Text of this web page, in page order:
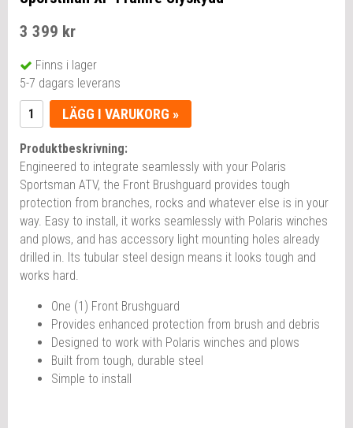
3 399 kr
Finns i lager
5-7 dagars leverans
LÄGG I VARUKORG »
Produktbeskrivning:
Engineered to integrate seamlessly with your Polaris
Sportsman ATV, the Front Brushguard provides tough
protection from branches, rocks and whatever else is in your
way. Easy to install, it works seamlessly with Polaris winches
and plows, and has accessory light mounting holes already
drilled in. Its tubular steel design means it looks tough and
works hard.
One (1) Front Brushguard
Provides enhanced protection from brush and debris
Designed to work with Polaris winches and plows
Built from tough, durable steel
Simple to install